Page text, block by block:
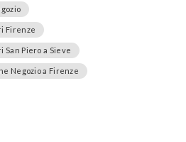
Firenze
Piero a Sieve
Negozio a Firenze